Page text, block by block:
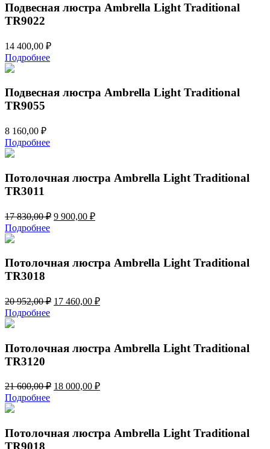
Подвесная люстра Ambrella Light Traditional
TR9022
14 400,00 ₽
Подробнее
Подвесная люстра Ambrella Light Traditional
TR9055
8 160,00 ₽
Подробнее
Потолочная люстра Ambrella Light Traditional
TR3011
17 830,00₽ Первоначальная
830,00 ₽.
9 900,00 ₽Текущая
Подробнее
Потолочная люстра Ambrella Light Traditional
TR3018
20 952,00₽ Первоначальная
17 460,00 ₽Текущая
Подробнее
Потолочная люстра Ambrella Light Traditional
TR3120
21 600,00₽ Первоначальная
600,00 ₽.
18 000,00 ₽Текущая
Подробнее
Потолочная люстра Ambrella Light Traditional
TR9018